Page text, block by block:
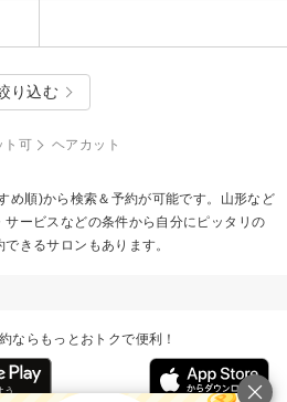
り込む
ト可 ヘアカット
め順)から検索＆予約が可能です。山形など
ービスなどの条件から自分にピッタリの
きるサロンもあります。
ならもっとおトクで便利！